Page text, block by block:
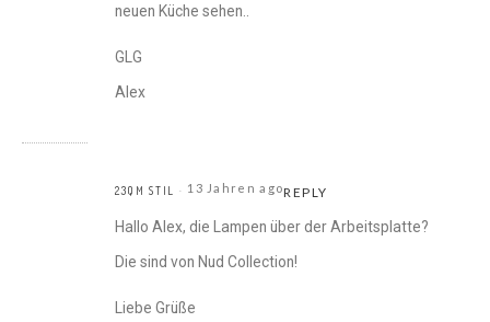
neuen Küche sehen..
GLG
Alex
23QM STIL 13 Jahren agoREPLY
Hallo Alex, die Lampen über der Arbeitsplatte?
Die sind von Nud Collection!
Liebe Grüße